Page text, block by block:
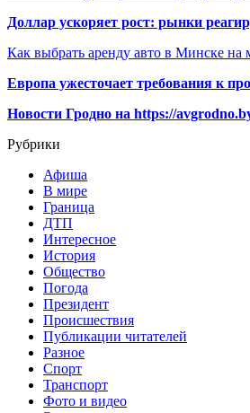
Доллар ускоряет рост: рынки
Как выбрать аренду авто в Минске на
Европа ужесточает требования к
Новости Гродно на https://
Рубрики
Афиша
В мире
Граница
ДТП
Интересное
История
Общество
Погода
Президент
Происшествия
Публикации читателей
Разное
Спорт
Транспорт
Фото и видео